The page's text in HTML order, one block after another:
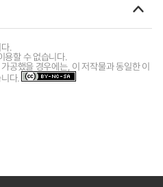
.
용할 수 없습니다.
공했을 경우에는, 이 저작물과 동일한 이
다.